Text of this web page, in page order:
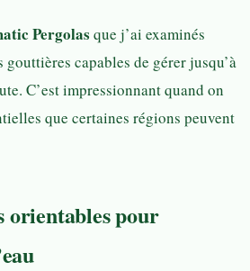
Pergolas que j’ai examinés
capables de gérer jusqu’à
C’est impressionnant quand on
que certaines régions peuvent
orientables pour